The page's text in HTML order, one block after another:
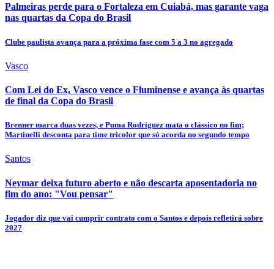
Palmeiras perde para o Fortaleza em Cuiabá, mas garante vaga
nas quartas da Copa do Brasil
Clube paulista avança para a próxima fase com 5 a 3 no agregado
Vasco
Com Lei do Ex, Vasco vence o Fluminense e avança às quartas
de final da Copa do Brasil
Brenner marca duas vezes, e Puma Rodríguez mata o clássico no fim;
Martinelli desconta para time tricolor que só acorda no segundo tempo
Santos
Neymar deixa futuro aberto e não descarta aposentadoria no
fim do ano: "Vou pensar"
Jogador diz que vai cumprir contrato com o Santos e depois refletirá sobre
2027